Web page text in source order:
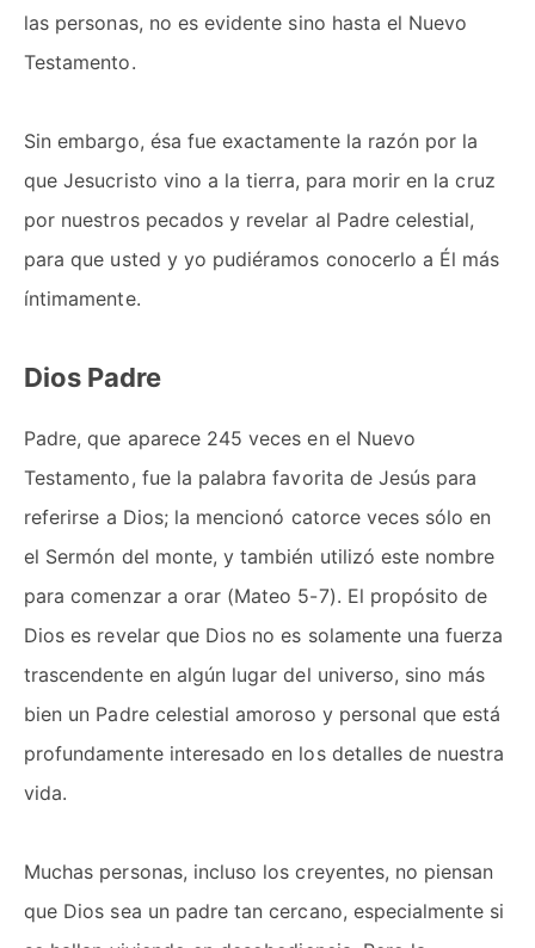
las personas, no es evidente sino hasta el Nuevo
Testamento.
Sin embargo, ésa fue exactamente la razón por la
que Jesucristo vino a la tierra, para morir en la cruz
por nuestros pecados y revelar al Padre celestial,
para que usted y yo pudiéramos conocerlo a Él más
íntimamente.
Dios Padre
Padre, que aparece 245 veces en el Nuevo
Testamento, fue la palabra favorita de Jesús para
referirse a Dios; la mencionó catorce veces sólo en
el Sermón del monte, y también utilizó este nombre
para comenzar a orar (Mateo 5-7). El propósito de
Dios es revelar que Dios no es solamente una fuerza
trascendente en algún lugar del universo, sino más
bien un Padre celestial amoroso y personal que está
profundamente interesado en los detalles de nuestra
vida.
Muchas personas, incluso los creyentes, no piensan
que Dios sea un padre tan cercano, especialmente si